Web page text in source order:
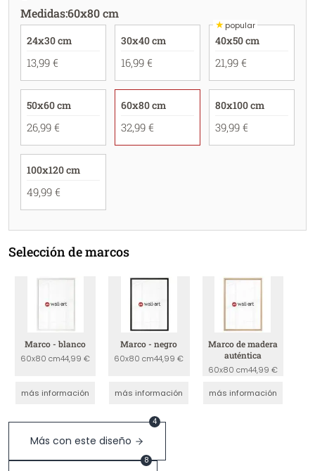
Medidas:60x80 cm
24x30 cm
13,99 €
30x40 cm
16,99 €
★popular
40x50 cm
21,99 €
50x60 cm
26,99 €
60x80 cm
32,99 €
80x100 cm
39,99 €
100x120 cm
49,99 €
Selección de marcos
Marco - blanco
60x80 cm44,99 €
más información
Marco - negro
60x80 cm44,99 €
más información
Marco de madera
auténtica
60x80 cm44,99 €
más información
Más con este diseño
4
8